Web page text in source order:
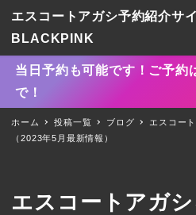
エスコートアガシ予約紹介サ
BLACKPINK
当日予約も可能です！ご予約
で！
ホーム 投稿一覧 ブログ
エスコー
（2023年5月最新情報）
エスコートアガ